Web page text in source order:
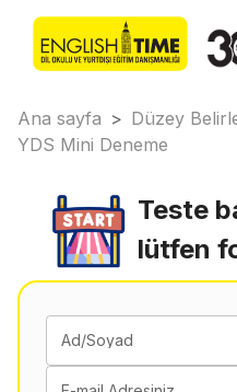
Ana sayfa > Düzey
YDS Mini Deneme
Teste
lütfen
Ad/Soyad